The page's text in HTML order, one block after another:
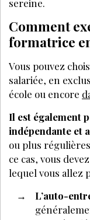
PARTAGEZ SUR :